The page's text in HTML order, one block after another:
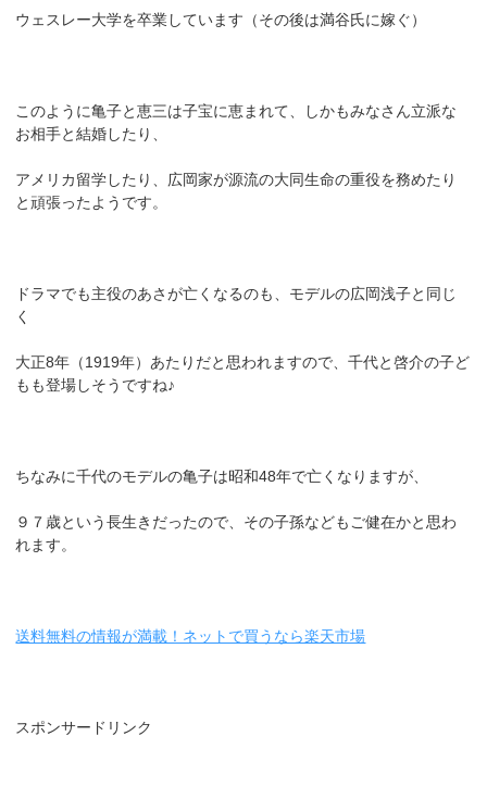
ウェスレー大学を卒業しています（その後は満谷氏に嫁ぐ）
このように亀子と恵三は子宝に恵まれて、しかもみなさん立派な
お相手と結婚したり、
アメリカ留学したり、広岡家が源流の大同生命の重役を務めたり
と頑張ったようです。
ドラマでも主役のあさが亡くなるのも、モデルの広岡浅子と同じ
く
大正8年（1919年）あたりだと思われますので、千代と啓介の子ど
もも登場しそうですね♪
ちなみに千代のモデルの亀子は昭和48年で亡くなりますが、
９７歳という長生きだったので、その子孫などもご健在かと思わ
れます。
送料無料の情報が満載！ネットで買うなら楽天市場
スポンサードリンク